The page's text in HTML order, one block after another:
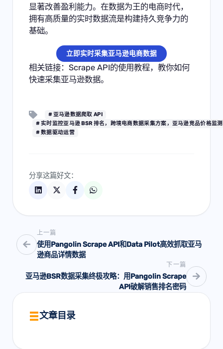
显著改善盈利能力。在数据为王的电商时代，
拥有高质量的实时数据流是构建持久竞争力的
基础。
立即实时采集亚马逊电商数据
相关链接：Scrape API的使用教程，教你如何
快速采集亚马逊数据。
# 亚马逊数据爬取 API
# 实时监控亚马逊 BSR 排名，跨境电商数据采集方案，亚马逊竞品价格监
# 数据驱动运营
分享这篇好文：
上一篇
使用Pangolin Scrape API和Data Pilot高效抓取亚马
逊商品详情数据
下一篇
亚马逊BSR数据采集终极攻略：用Pangolin Scrape
API破解销售排名密码
文章目录